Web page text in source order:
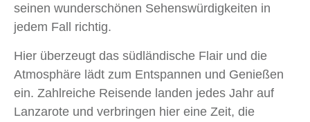
seinen wunderschönen Sehenswürdigkeiten in
jedem Fall richtig.
Hier überzeugt das südländische Flair und die
Atmosphäre lädt zum Entspannen und Genießen
ein. Zahlreiche Reisende landen jedes Jahr auf
Lanzarote und verbringen hier eine Zeit, die